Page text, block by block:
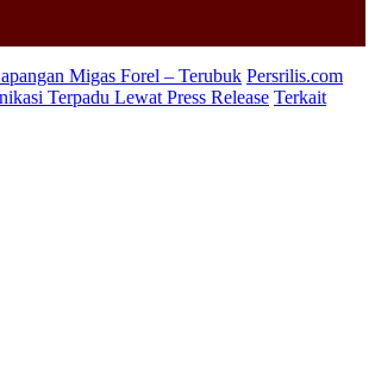
Migas Forel – Terubuk Persrilis.com
Terpadu Lewat Press Release Terkait